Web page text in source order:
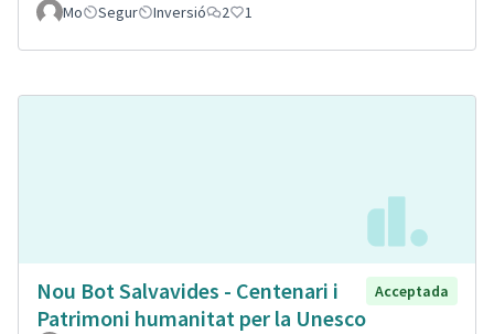
Mo
Segur Inversió 2 1
Nou Bot Salvavides - Centenari i
Patrimoni humanitat per la Unesco
Acceptada